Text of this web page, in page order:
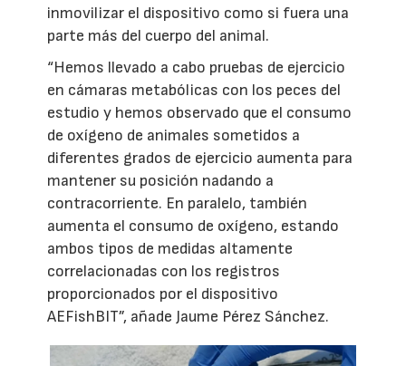
inmovilizar el dispositivo como si fuera una
parte más del cuerpo del animal.
“Hemos llevado a cabo pruebas de ejercicio
en cámaras metabólicas con los peces del
estudio y hemos observado que el consumo
de oxígeno de animales sometidos a
diferentes grados de ejercicio aumenta para
mantener su posición nadando a
contracorriente. En paralelo, también
aumenta el consumo de oxígeno, estando
ambos tipos de medidas altamente
correlacionadas con los registros
proporcionados por el dispositivo
AEFishBIT”, añade Jaume Pérez Sánchez.